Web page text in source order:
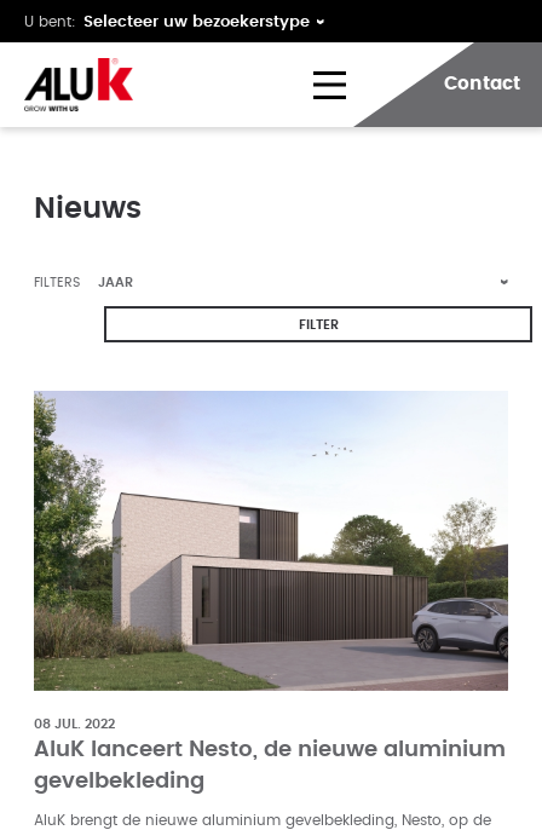
U bent:
Contact
Nieuws
FILTERS
FILTER
08 JUL. 2022
AluK lanceert Nesto, de nieuwe aluminium
gevelbekleding
AluK brengt de nieuwe aluminium gevelbekleding, Nesto, op de